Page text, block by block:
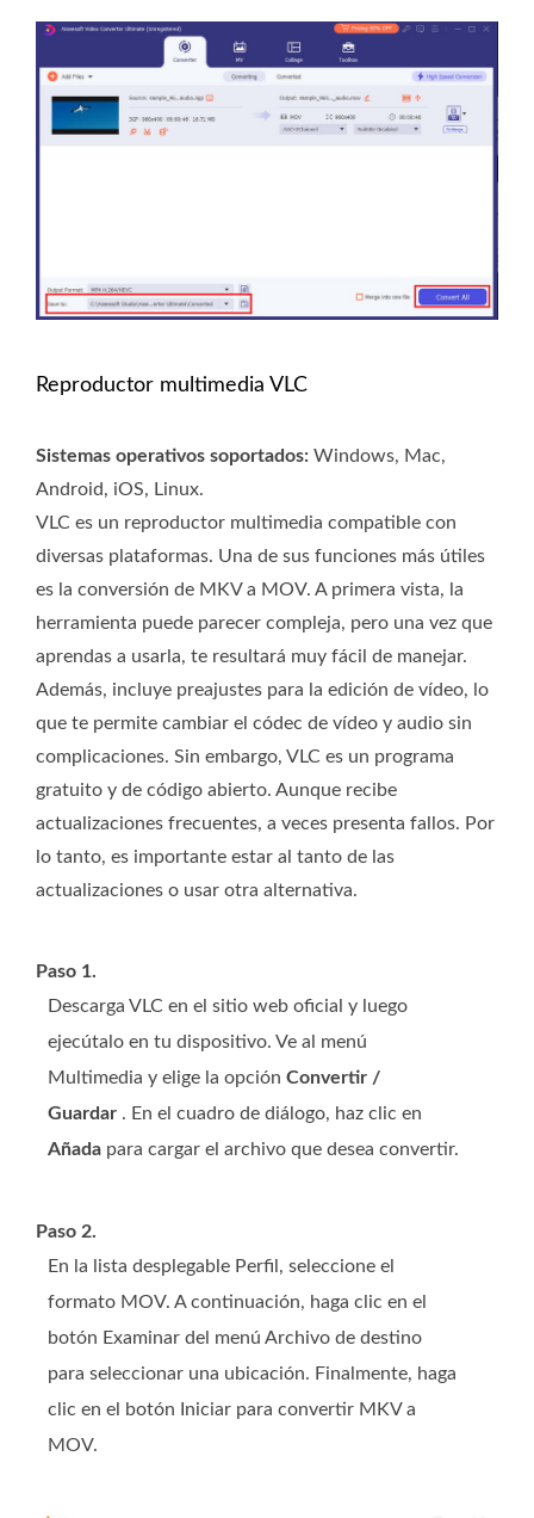
Reproductor multimedia VLC
Sistemas operativos soportados: Windows, Mac,
Android, iOS, Linux.
VLC es un reproductor multimedia compatible con
diversas plataformas. Una de sus funciones más útiles
es la conversión de MKV a MOV. A primera vista, la
herramienta puede parecer compleja, pero una vez que
aprendas a usarla, te resultará muy fácil de manejar.
Además, incluye preajustes para la edición de vídeo, lo
que te permite cambiar el códec de vídeo y audio sin
complicaciones. Sin embargo, VLC es un programa
gratuito y de código abierto. Aunque recibe
actualizaciones frecuentes, a veces presenta fallos. Por
lo tanto, es importante estar al tanto de las
actualizaciones o usar otra alternativa.
Paso 1.
Descarga VLC en el sitio web oficial y luego
ejecútalo en tu dispositivo. Ve al menú
Multimedia y elige la opción Convertir /
Guardar . En el cuadro de diálogo, haz clic en
Añada para cargar el archivo que desea convertir.
Paso 2.
En la lista desplegable Perfil, seleccione el
formato MOV. A continuación, haga clic en el
botón Examinar del menú Archivo de destino
para seleccionar una ubicación. Finalmente, haga
clic en el botón Iniciar para convertir MKV a
MOV.